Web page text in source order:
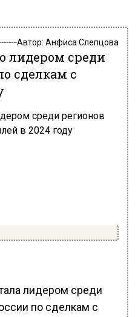
Автор: Анфиса Слепцова
лидером среди
сделкам с
лидером среди
по сделкам с